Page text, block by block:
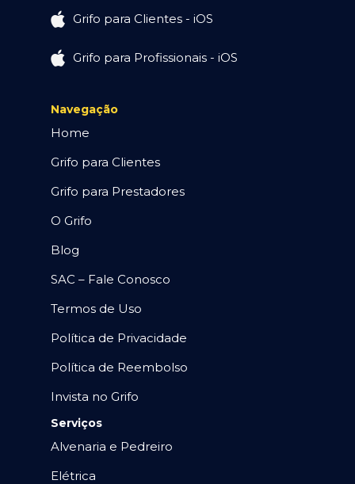
Grifo para Clientes - iOS
Grifo para Profissionais - iOS
Navegação
Home
Grifo para Clientes
Grifo para Prestadores
O Grifo
Blog
SAC – Fale Conosco
Termos de Uso
Política de Privacidade
Política de Reembolso
Invista no Grifo
Serviços
Alvenaria e Pedreiro
Elétrica